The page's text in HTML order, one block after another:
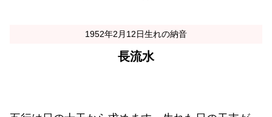
1952年2月12日生れの納音
長流水